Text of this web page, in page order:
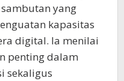
yang
kapasitas
digital. Ia menilai
penting dalam
sekaligus